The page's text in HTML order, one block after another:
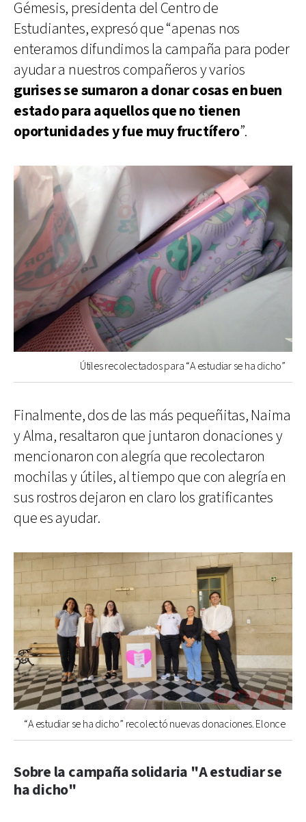
Gémesis, presidenta del Centro de
Estudiantes, expresó que “apenas nos
enteramos difundimos la campaña para poder
ayudar a nuestros compañeros y varios
gurises se sumaron a donar cosas en buen
estado para aquellos que no tienen
oportunidades y fue muy fructífero”.
Útiles recolectados para “A estudiar se ha dicho”
Finalmente, dos de las más pequeñitas, Naima
y Alma, resaltaron que juntaron donaciones y
mencionaron con alegría que recolectaron
mochilas y útiles, al tiempo que con alegría en
sus rostros dejaron en claro los gratificantes
que es ayudar.
“A estudiar se ha dicho” recolectó nuevas donaciones. Elonce
Sobre la campaña solidaria "A estudiar se
ha dicho"